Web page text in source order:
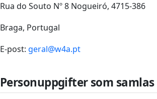
Rua do Souto Nº 8 Nogueiró, 4715-386
Braga, Portugal
E-post: geral@w4a.pt
Personuppgifter som samlas